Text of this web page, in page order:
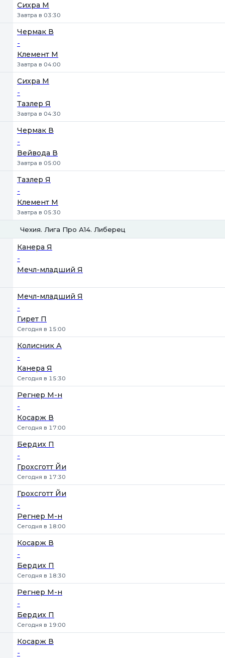
Сихра М
Завтра в 03:30
Чермак В
-
Клемент М
Завтра в 04:00
Сихра М
-
Тазлер Я
Завтра в 04:30
Чермак В
-
Вейвода В
Завтра в 05:00
Тазлер Я
-
Клемент М
Завтра в 05:30
Чехия. Лига Про А14. Либерец
Канера Я
-
Мечл-младший Я
Мечл-младший Я
-
Гирет П
Сегодня в 15:00
Колисник А
-
Канера Я
Сегодня в 15:30
Регнер М-н
-
Косарж В
Сегодня в 17:00
Бердих П
-
Грохсготт Йи
Сегодня в 17:30
Грохсготт Йи
-
Регнер М-н
Сегодня в 18:00
Косарж В
-
Бердих П
Сегодня в 18:30
Регнер М-н
-
Бердих П
Сегодня в 19:00
Косарж В
-